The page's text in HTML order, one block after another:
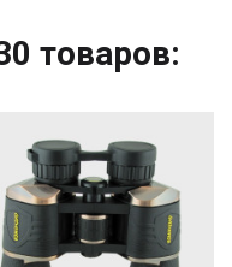
товаров: